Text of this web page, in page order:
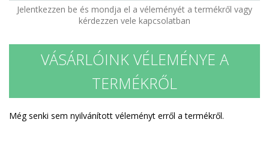
Jelentkezzen be és mondja el a véleményét a termékről vagy
kérdezzen vele kapcsolatban
VÁSÁRLÓINK VÉLEMÉNYE A
TERMÉKRŐL
Még senki sem nyilvánított véleményt erről a termékről.